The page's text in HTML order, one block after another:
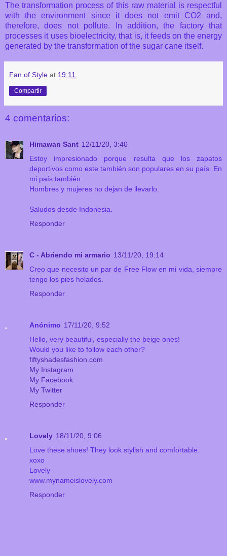
The transformation process of this raw material is respectful
with the environment since it does not emit CO2 and,
therefore, does not pollute. In addition, the factory that
processes it uses bioelectricity, that is, it feeds on the energy
generated by the transformation of the sugar cane itself.
Fan of Style at 19:11
Compartir
4 comentarios:
Himawan Sant 12/11/20, 3:40
Estoy impresionado porque resulta que los zapatos
deportivos como este también son populares en su país. En
mi país también.
Hombres y mujeres no dejan de llevarlo.
Saludos desde Indonesia.
Responder
C - Abriendo mi armario 13/11/20, 19:14
Creo que necesito un par de Free Flow en mi vida, siempre
tengo los pies helados.
Responder
Anónimo 17/11/20, 9:52
Hello, very beautiful, especially the beige ones!
Would you like to follow each other?
fiftyshadesfashion.com
My Instagram
My Facebook
My Twitter
Responder
Lovely 18/11/20, 9:06
Love these shoes! They look stylish and comfortable.
xoxo
Lovely
www.mynameislovely.com
Responder